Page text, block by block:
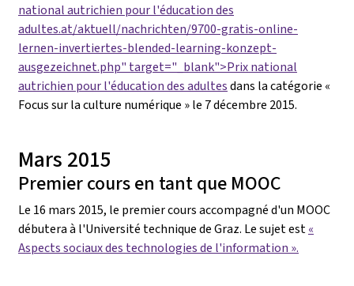
national autrichien pour l'éducation des
adultes.at/aktuell/nachrichten/9700-gratis-online-
lernen-invertiertes-blended-learning-konzept-
ausgezeichnet.php" target="_blank">Prix national
autrichien pour l'éducation des adultesdans la catégorie «
Focus sur la culture numérique » le 7 décembre 2015.
Mars 2015
Premier cours en tant que MOOC
Le 16 mars 2015, le premier cours accompagné d'un MOOC
débutera à l'Université technique de Graz. Le sujet est«
Aspects sociaux des technologies de l'information ».